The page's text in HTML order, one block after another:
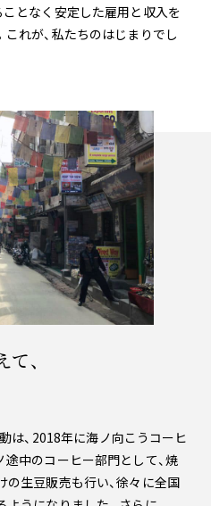
となく安定した雇用と収入を
れが、私たちのはじまりでし
、
は、2018年に海ノ向こうコーヒ
中のコーヒー部門として、焼
生豆販売も行い、徐々に全国